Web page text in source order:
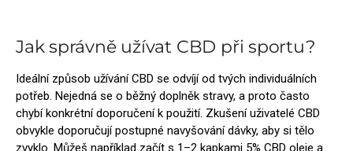
Jak správně užívat CBD při sportu?
Ideální způsob užívání CBD se odvíjí od tvých individuálních
potřeb. Nejedná se o běžný doplněk stravy, a proto často
chybí konkrétní doporučení k použití. Zkušení uživatelé CBD
obvykle doporučují postupné navyšování dávky, aby si tělo
zvyklo. Můžeš například začít s 1–2 kapkami 5% CBD oleje a